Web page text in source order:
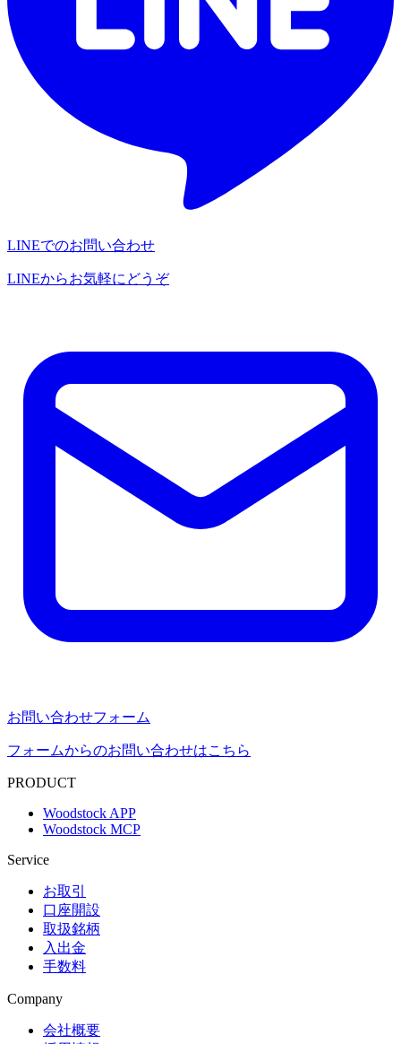
LINEでのお問い合わせ
LINEからお気軽にどうぞ
お問い合わせフォーム
フォームからのお問い合わせはこちら
PRODUCT
Woodstock APP
Woodstock MCP
Service
お取引
口座開設
取扱銘柄
入出金
手数料
Company
会社概要